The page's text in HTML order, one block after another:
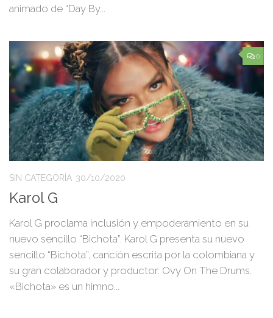
animado de “Day By...
0
SIN CATEGORÍA 30/10/2020
Karol G
Karol G proclama inclusión y empoderamiento en su
nuevo sencillo “Bichota”. Karol G presenta su nuevo
sencillo “Bichota”, canción escrita por la colombiana y
su gran colaborador y productor: Ovy On The Drums.
«Bichota» es un himno...